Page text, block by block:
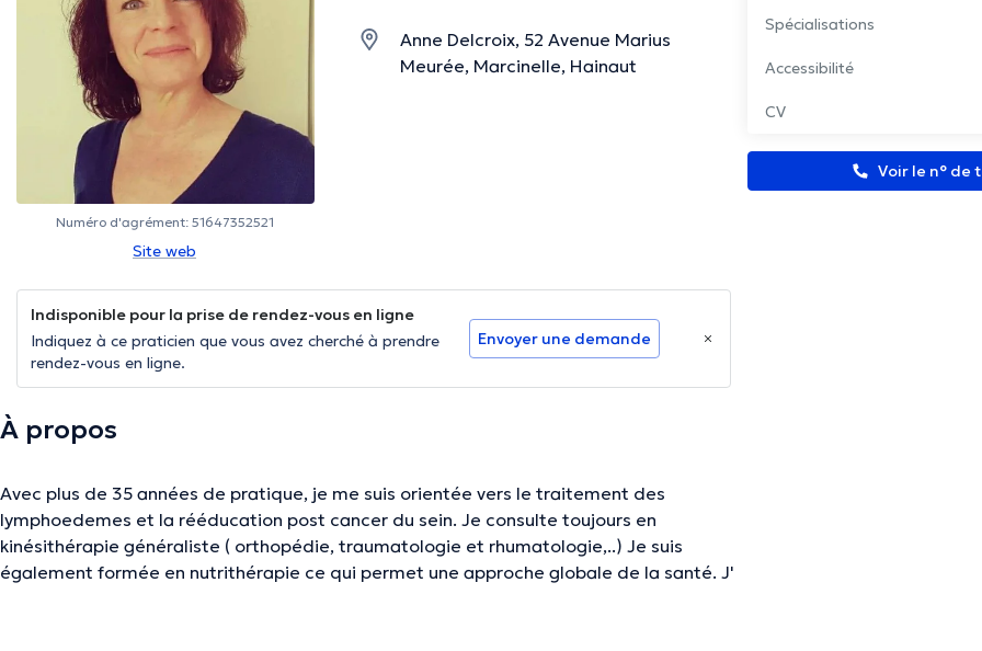
Spécialisations
Accessibilité
CV
Voir le n° de
Numéro d'agrément: 51647352521
Site web
Anne Delcroix, 52 Avenue Marius
Meurée, Marcinelle, Hainaut
Indisponible pour la prise de rendez-vous en ligne
Indiquez à ce praticien que vous avez cherché à prendre
rendez-vous en ligne.
Envoyer une demande
À propos
Avec plus de 35 années de pratique, je me suis orientée vers le traitement des
lymphoedemes et la rééducation post cancer du sein. Je consulte toujours en
kinésithérapie généraliste ( orthopédie, traumatologie et rhumatologie,..) Je suis
également formée en nutrithérapie ce qui permet une approche globale de la santé. J'